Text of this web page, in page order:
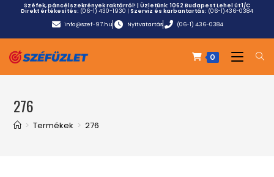
Széfek, páncélszekrények raktárról! | Üzletünk:1062 Budapest Lehel út 1/C
Direkt értékesítés: (06-1) 430-1930 | Szerviz és karbantartás: (06-1)436-0384
info@szef-97.hu
Nyitvatartás (06-1) 436-0384
0
276
> Termékek > 276